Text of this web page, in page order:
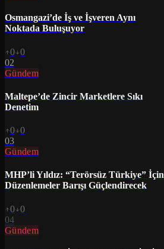
Osmangazi’de İş ve İşveren Aynı
Noktada Buluşuyor
0 0
02
Gündem
Maltepe’de Zincir Marketlere Sıkı
Denetim
0 0
03
Gündem
MHP’li Yıldız: “Terörsüz Türkiye” İçin
Düzenlemeler Barışı Güçlendirecek
0 0
04
Gündem